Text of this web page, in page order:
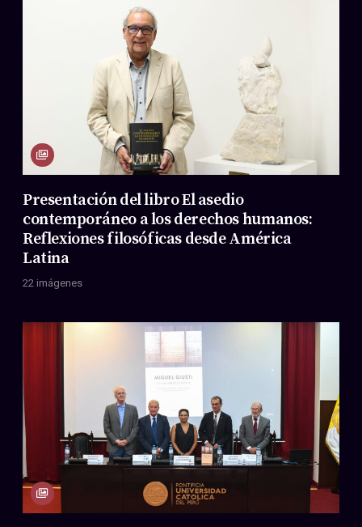
Presentación del libro El asedio
contemporáneo a los derechos humanos:
Reflexiones filosóficas desde América
Latina
22 imágenes